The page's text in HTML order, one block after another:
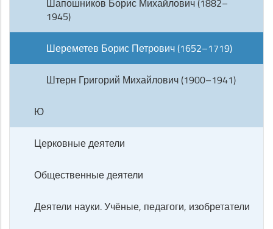
Шапошников Борис Михайлович (1882–
1945)
Шереметев Борис Петрович (1652–1719)
Штерн Григорий Михайлович (1900–1941)
Ю
Церковные деятели
Общественные деятели
Деятели науки. Учёные, педагоги, изобретатели